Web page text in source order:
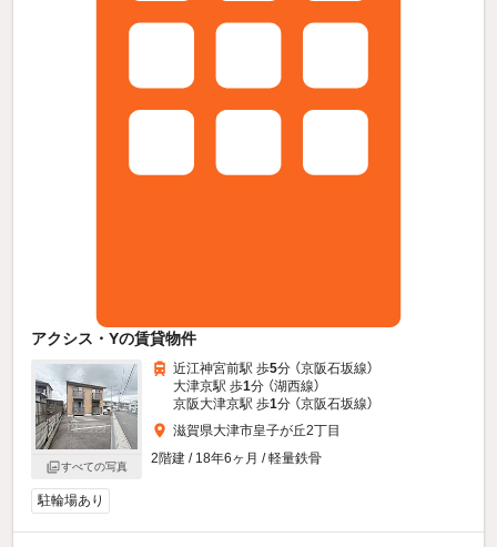
アクシス・Yの賃貸物件
すべての写真
近江神宮前駅 歩5分 （京阪石坂線）
大津京駅 歩1分 （湖西線）
京阪大津京駅 歩1分 （京阪石坂線）
滋賀県大津市皇子が丘2丁目
2階建 / 18年6ヶ月 / 軽量鉄骨
駐輪場あり